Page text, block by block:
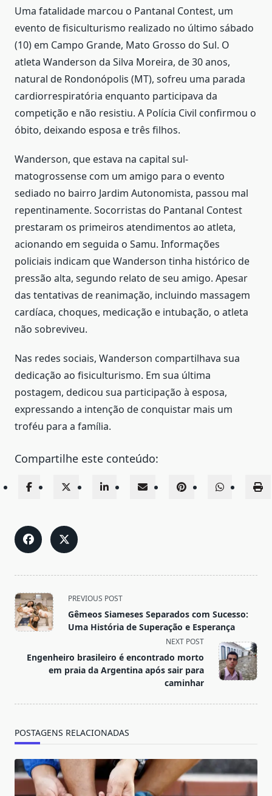
Uma fatalidade marcou o Pantanal Contest, um
evento de fisiculturismo realizado no último sábado
(10) em Campo Grande, Mato Grosso do Sul. O
atleta Wanderson da Silva Moreira, de 30 anos,
natural de Rondonópolis (MT), sofreu uma parada
cardiorrespiratória enquanto participava da
competição e não resistiu. A Polícia Civil confirmou o
óbito, deixando esposa e três filhos.
Wanderson, que estava na capital sul-
matogrossense com um amigo para o evento
sediado no bairro Jardim Autonomista, passou mal
repentinamente. Socorristas do Pantanal Contest
prestaram os primeiros atendimentos ao atleta,
acionando em seguida o Samu. Informações
policiais indicam que Wanderson tinha histórico de
pressão alta, segundo relato de seu amigo. Apesar
das tentativas de reanimação, incluindo massagem
cardíaca, choques, medicação e intubação, o atleta
não sobreviveu.
Nas redes sociais, Wanderson compartilhava sua
dedicação ao fisiculturismo. Em sua última
postagem, dedicou sua participação à esposa,
expressando a intenção de conquistar mais um
troféu para a família.
Compartilhe este conteúdo:
<span
class="nav-
subtitle
reader-
text">Page</span>
PREVIOUS POST
Gêmeos Siameses Separados com Sucesso:
Uma História de Superação e Esperança
NEXT POST
Engenheiro brasileiro é encontrado morto
em praia da Argentina após sair para
caminhar
POSTAGENS RELACIONADAS